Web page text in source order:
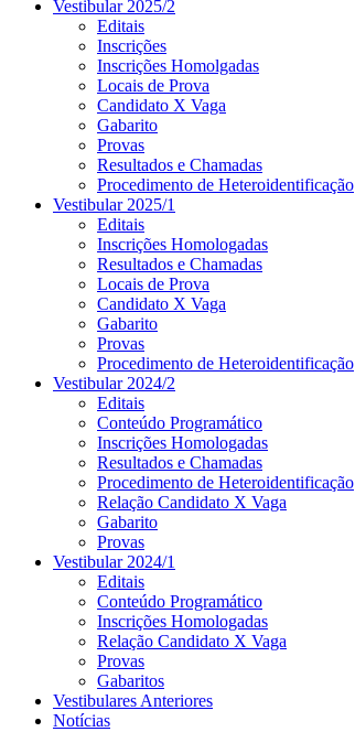
Vestibular 2025/2
Editais
Inscrições
Inscrições Homolgadas
Locais de Prova
Candidato X Vaga
Gabarito
Provas
Resultados e Chamadas
Procedimento de Heteroidentificação
Vestibular 2025/1
Editais
Inscrições Homologadas
Resultados e Chamadas
Locais de Prova
Candidato X Vaga
Gabarito
Provas
Procedimento de Heteroidentificação
Vestibular 2024/2
Editais
Conteúdo Programático
Inscrições Homologadas
Resultados e Chamadas
Procedimento de Heteroidentificação
Relação Candidato X Vaga
Gabarito
Provas
Vestibular 2024/1
Editais
Conteúdo Programático
Inscrições Homologadas
Relação Candidato X Vaga
Provas
Gabaritos
Vestibulares Anteriores
Notícias